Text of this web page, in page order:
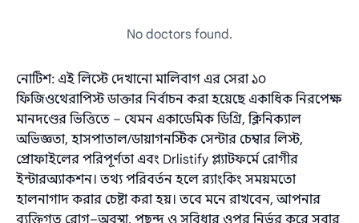
No doctors found.
নোটিশ: এই লিস্টে দেখানো মালিবাগ এর সেরা ১০
ফিজিওথেরাপিস্ট ডাক্তার নির্বাচন করা হয়েছে একাধিক নিরপেক্ষ
মানদণ্ডের ভিত্তিতে – যেমন একাডেমিক ডিগ্রি, ক্লিনিক্যাল
অভিজ্ঞতা, হাসপাতাল/ডায়াগনস্টিক সেন্টার চেম্বার লিস্ট,
প্রোফাইলের পরিপূর্ণতা এবং Drlistify প্ল্যাটফর্মে রোগীর
ইন্টারঅ্যাকশন। তথ্য পরিবর্তন হলে র‌্যাংকিং সময়মতো
হালনাগাদ করার চেষ্টা করা হয়। তবে মনে রাখবেন, আপনার
ব্যক্তিগত রোগ–অবস্থা, পছন্দ ও সুবিধার ওপর নির্ভর করে সবার